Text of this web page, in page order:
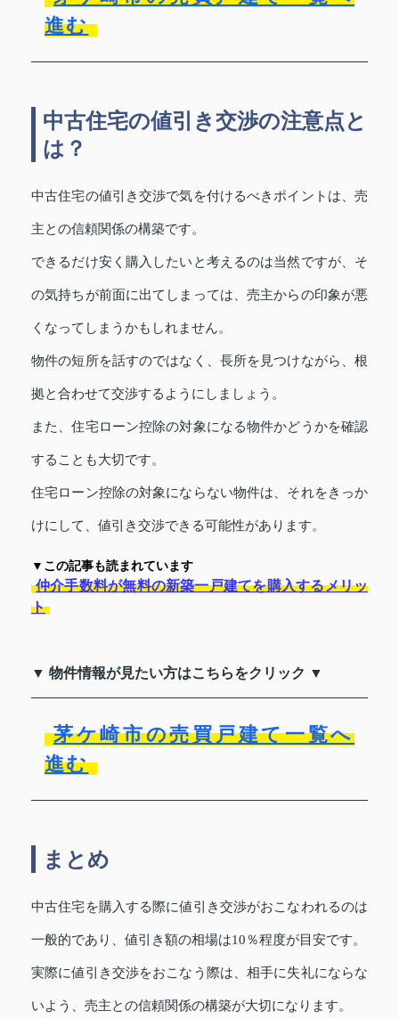
進む
中古住宅の値引き交渉の注意点と
は？
中古住宅の値引き交渉で気を付けるべきポイントは、売
主との信頼関係の構築です。
できるだけ安く購入したいと考えるのは当然ですが、そ
の気持ちが前面に出てしまっては、売主からの印象が悪
くなってしまうかもしれません。
物件の短所を話すのではなく、長所を見つけながら、根
拠と合わせて交渉するようにしましょう。
また、住宅ローン控除の対象になる物件かどうかを確認
することも大切です。
住宅ローン控除の対象にならない物件は、それをきっか
けにして、値引き交渉できる可能性があります。
▼この記事も読まれています
仲介手数料が無料の新築一戸建てを購入するメリッ
ト
▼ 物件情報が見たい方はこちらをクリック ▼
茅ケ崎市の売買戸建て一覧へ
進む
まとめ
中古住宅を購入する際に値引き交渉がおこなわれるのは
一般的であり、値引き額の相場は10％程度が目安です。
実際に値引き交渉をおこなう際は、相手に失礼にならな
いよう、売主との信頼関係の構築が大切になります。